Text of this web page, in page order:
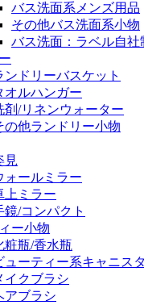
バス洗面系メンズ用品
その他バス洗面系小物
バス洗面：ラベル自社
ドリーバスケット
ルハンガー
/リネンウォーター
他ランドリー小物
ールミラー
ミラー
/コンパクト
ー小物
瓶/香水瓶
ーティー系キャニス
クブラシ
ブラシ